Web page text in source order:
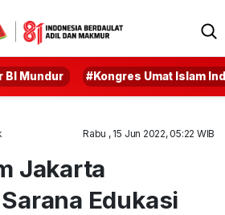
BI Mundur #Kongres Umat Islam
Rabu , 15 Jun 2022, 05:22 WIB
Jakarta
Edukasi